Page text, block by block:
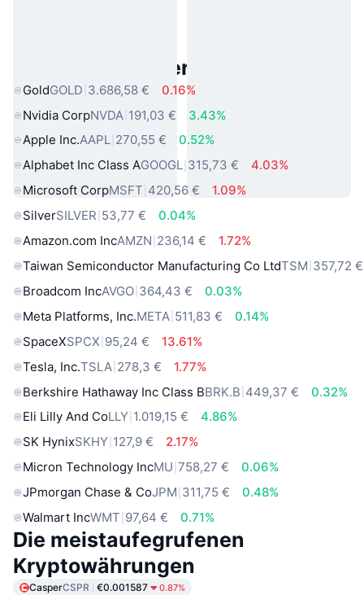
Beliebte reale Vermögenswerte
GoldGOLD 3.686,58 €
0.16%
Nvidia CorpNVDA 191,03 €
3.43%
Apple Inc.AAPL 270,55 €
0.52%
Alphabet Inc Class AGOOGL 315,73 €
4.03%
Microsoft CorpMSFT 420,56 €
1.09%
SilverSILVER 53,77 €
0.04%
Amazon.com IncAMZN 236,14 €
1.72%
Taiwan Semiconductor Manufacturing Co LtdTSM 357,72 €
Broadcom IncAVGO 364,43 €
0.03%
Meta Platforms, Inc.META 511,83 €
0.14%
SpaceXSPCX 95,24 €
13.61%
Tesla, Inc.TSLA 278,3 €
1.77%
Berkshire Hathaway Inc Class BBRK.B 449,37 €
0.32%
Eli Lilly And CoLLY 1.019,15 €
4.86%
SK HynixSKHY 127,9 €
2.17%
Micron Technology IncMU 758,27 €
0.06%
JPmorgan Chase & CoJPM 311,75 €
0.48%
Walmart IncWMT 97,64 € 0.71%
Die meistaufegrufenen
Kryptowährungen
CasperCSPR €0.001587 0.87%